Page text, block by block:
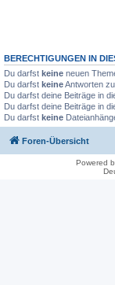
BERECHTIGUNGEN IN
Du darfst keine neuen
Du darfst keineAntworten
Du darfst deine Beiträge in
Du darfst deine Beiträge in
Du darfst keine
Foren-Übersicht
Powered